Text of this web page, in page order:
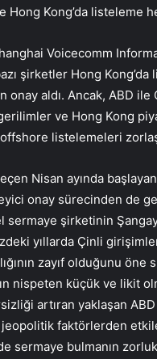
Hong Kong’da listeleme
Voicecomm
şirketler Hong Kong’da
onay aldı. Ancak, ABD ile
ve Hong Kong
offshore listelemeleri
Nisan ayında
onay sürecinden de
sermaye şirketinin
yıllarda Çinli
zayıf olduğunu öne
nispeten küçük ve likit
artıran yaklaşan
faktörlerden
sermaye bulmanın